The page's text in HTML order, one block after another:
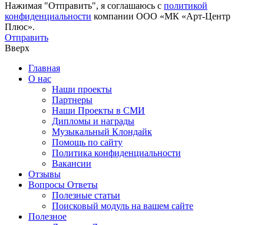
Нажимая "Отправить", я соглашаюсь с политикой
конфиденциальности компании ООО «МК «Арт-Центр
Плюс».
Отправить
Вверх
Главная
О нас
Наши проекты
Партнеры
Наши Проекты в СМИ
Дипломы и награды
Музыкальный Клондайк
Помощь по сайту
Политика конфиденциальности
Вакансии
Отзывы
Вопросы Ответы
Полезные статьи
Поисковый модуль на вашем сайте
Полезное